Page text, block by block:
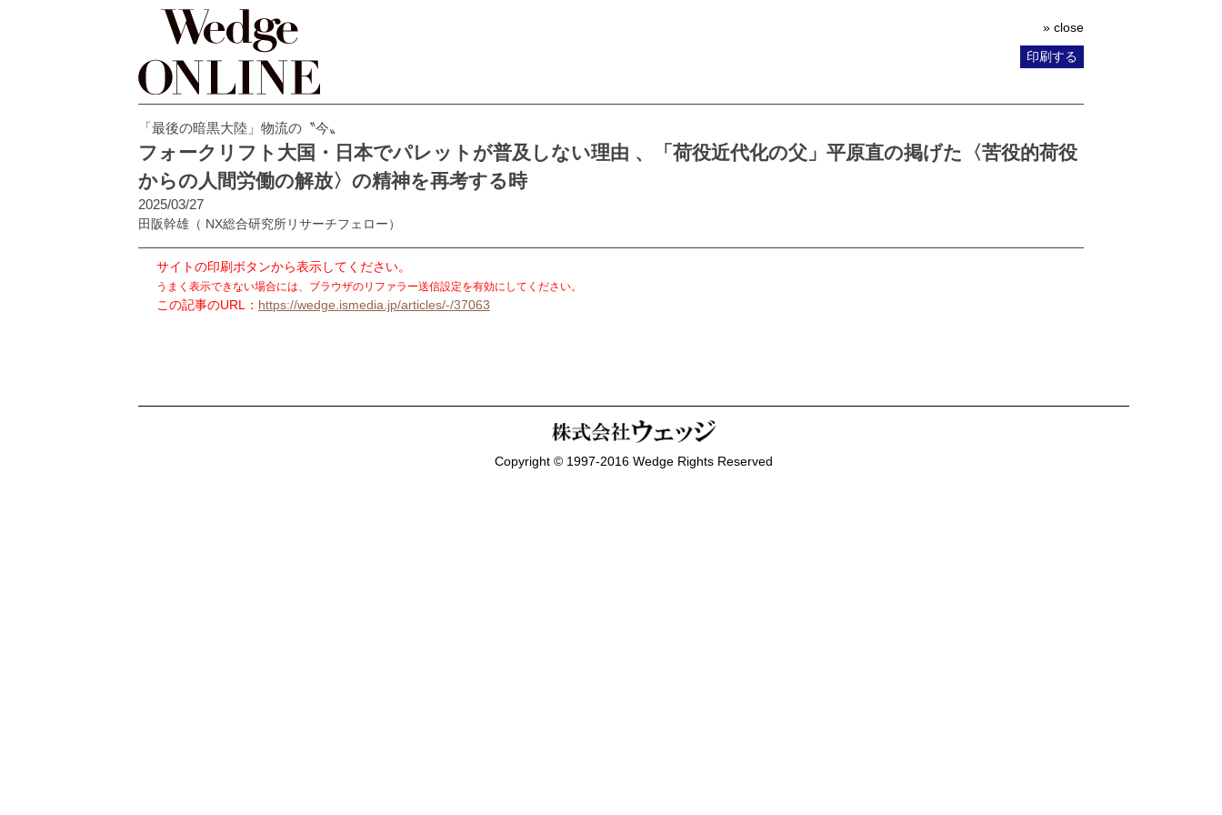
» close
印刷する
「最後の暗黒大陸」物流の〝今〟
フォークリフト大国・日本でパレットが普及しない理由 、「荷役近代化の父」平原直の掲げた〈苦役的荷役
からの人間労働の解放〉の精神を再考する時
2025/03/27
田阪幹雄 （ NX総合研究所リサーチフェロー）
サイトの印刷ボタンから表示してください。
うまく表示できない場合には、ブラウザのリファラー送信設定を有効にしてください。
この記事のURL： https://wedge.ismedia.jp/articles/-/37063
Copyright © 1997-2016 Wedge Rights Reserved